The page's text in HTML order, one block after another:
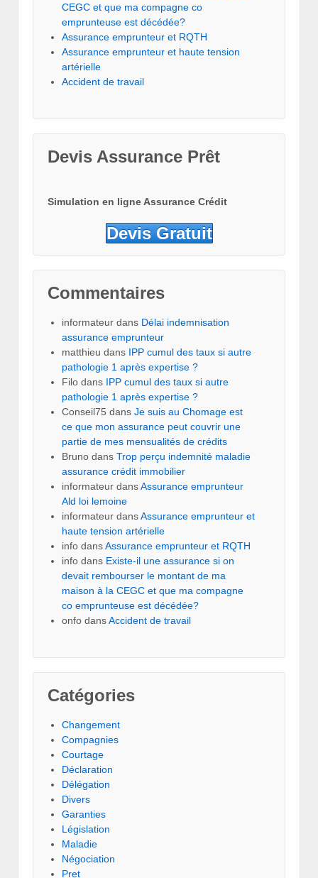
CEGC et que ma compagne co
emprunteuse est décédée?
Assurance emprunteur et RQTH
Assurance emprunteur et haute tension
artérielle
Accident de travail
Devis Assurance Prêt
Simulation en ligne Assurance Crédit
Devis Gratuit
Commentaires
informateur dans Délai indemnisation
assurance emprunteur
matthieu dans IPP cumul des taux si autre
pathologie 1 après expertise ?
Filo dans IPP cumul des taux si autre
pathologie 1 après expertise ?
Conseil75 dans Je suis au Chomage est
ce que mon assurance peut couvrir une
partie de mes mensualités de crédits
Bruno dans Trop perçu indemnité maladie
assurance crédit immobilier
informateur dansAssurance emprunteur
Ald loi lemoine
informateur dansAssurance emprunteur et
haute tension artérielle
info dansAssurance emprunteur et RQTH
info dans Existe-il une assurance si on
devait rembourser le montant de ma
maison à la CEGC et que ma compagne
co emprunteuse est décédée?
onfo dansAccident de travail
Catégories
Changement
Compagnies
Courtage
Déclaration
Délégation
Divers
Garanties
Législation
Maladie
Négociation
Pret